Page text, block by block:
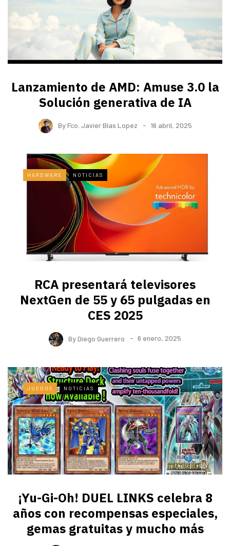
Lanzamiento de AMD: Amuse 3.0 la
Solución generativa de IA
ByFco. Javier Blas Lopez 16 abril, 2025
HARDWARE NOTICIAS
RCA presentará televisores
NextGen de 55 y 65 pulgadas en
CES 2025
ByDiego Guerrero 6 enero, 2025
JUEGOS NOTICIAS
¡Yu-Gi-Oh! DUEL LINKS celebra 8
años con recompensas especiales,
gemas gratuitas y mucho más